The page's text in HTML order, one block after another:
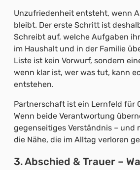
Unzufriedenheit entsteht, wenn
bleibt. Der erste Schritt ist
Schreibt auf, welche Aufgaben
im Haushalt und in der Familie
Liste ist kein Vorwurf, sondern
wenn klar ist, wer was tut, kann
entstehen.
Partnerschaft ist ein Lernfeld für
Wenn beide Verantwortung
gegenseitiges Verständnis – und
die Nähe, die im Alltag verloren
3. Abschied & Trauer –